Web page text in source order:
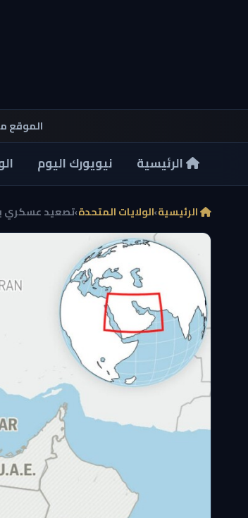
الموقع
الرئيسية نيويورك اليوم
الرئيسية›الولايات المتحدة›تصعيد عسكري